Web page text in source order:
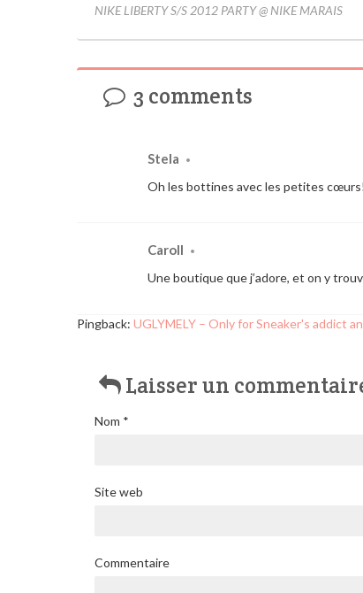
NIKE LIBERTY S/S 2012 PARTY @ NIKE MARAIS
3 comments
Stela •
Oh les bottines avec les petites
Caroll •
Une boutique que j’adore, et on y
Pingback: UGLYMELY – Only for Sneaker's addict
Laisser un
Nom *
Site web
Commentaire